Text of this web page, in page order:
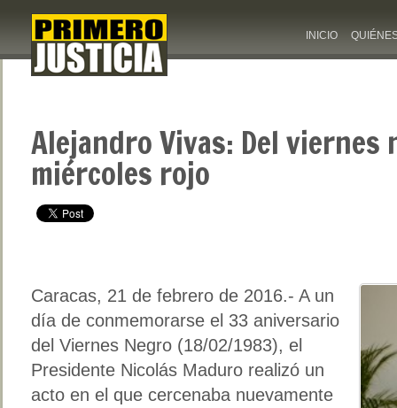
INICIO
Alejandro Vivas: Del viernes
miércoles rojo
Caracas, 21 de febrero de 2016.- A un
día de conmemorarse el 33 aniversario
del Viernes Negro (18/02/1983), el
Presidente Nicolás Maduro realizó un
acto en el que cercenaba nuevamente